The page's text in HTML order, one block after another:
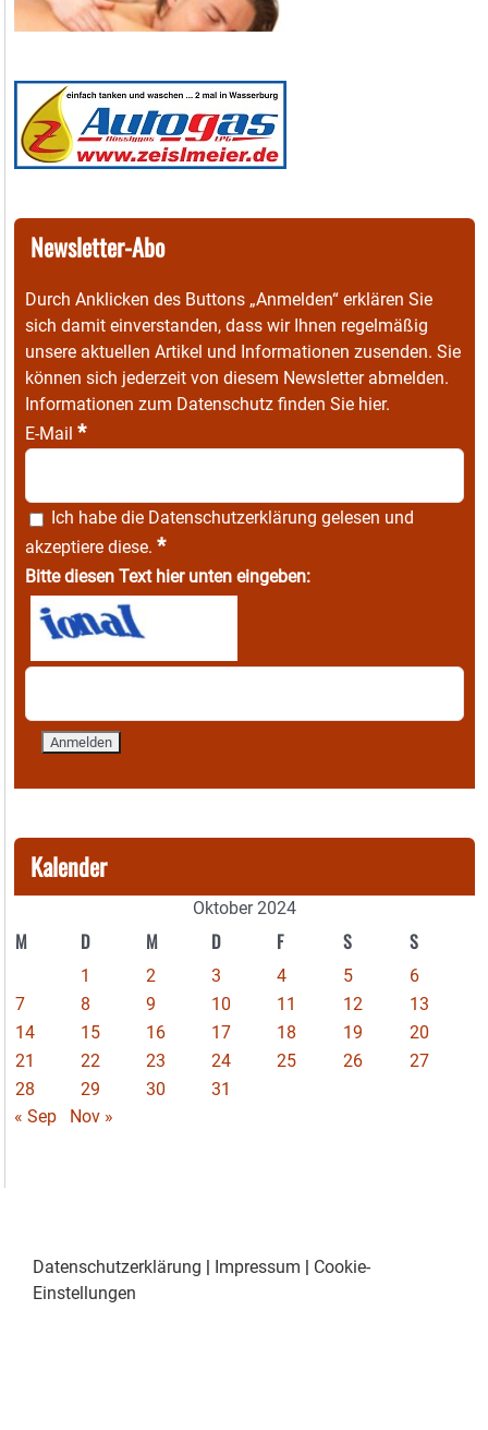
Newsletter-Abo
Durch Anklicken des Buttons „Anmelden“ erklären Sie
sich damit einverstanden, dass wir Ihnen regelmäßig
unsere aktuellen Artikel und Informationen zusenden. Sie
können sich jederzeit von diesem Newsletter abmelden.
Informationen zum Datenschutz finden Sie hier.
E-Mail *
Ich habe die Datenschutzerklärung gelesen und
akzeptiere diese. *
Bitte diesen Text hier unten eingeben:
Kalender
Oktober 2024
M D M D F S S
1 2 3 4 5
6
7
8 9 10 11 12
13
14
15 16 17 18 19
20
21
22 23 24 25 26
27
28
29 30
31
« Sep
Nov »
Datenschutzerklärung Impressum
Cookie-
Einstellungen